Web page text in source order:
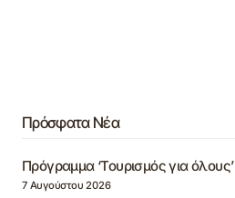
Πρόσφατα Νέα
Πρόγραμμα ‘Τουρισμός για όλους’
7 Αυγούστου 2026